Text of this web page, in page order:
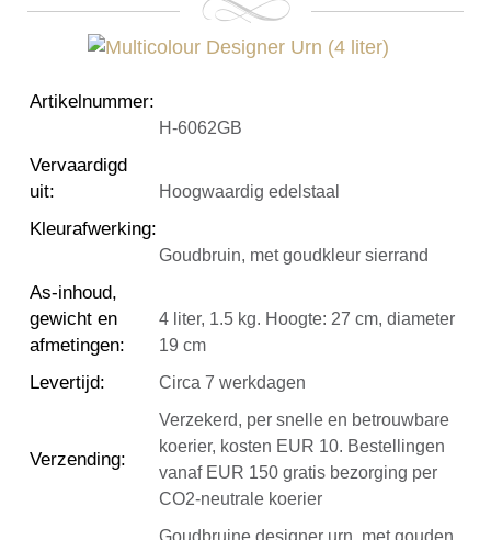
Artikelnummer:
H-6062GB
Vervaardigd
uit: Hoogwaardig edelstaal
Kleurafwerking:
Goudbruin, met goudkleur sierrand
As-inhoud,
gewicht en
afmetingen:
4 liter, 1.5 kg. Hoogte: 27 cm, diameter
19 cm
Levertijd: Circa 7 werkdagen
Verzending:
Verzekerd, per snelle en betrouwbare
koerier, kosten EUR 10. Bestellingen
vanaf EUR 150 gratis bezorging per
CO2-neutrale koerier
Goudbruine designer urn, met gouden